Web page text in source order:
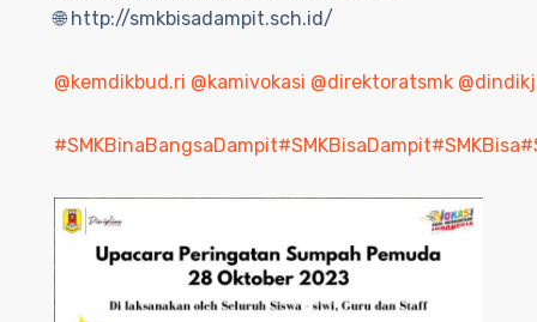
🌐 http://smkbisadampit.sch.id/
@kemdikbud.ri @kamivokasi @direktoratsmk
#SMKBinaBangsaDampit#SMKBisaDampit#SMKBisa